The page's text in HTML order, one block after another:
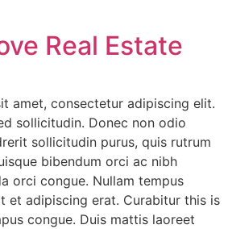
Real Estate
amet, consectetur adipiscing elit.
sollicitudin. Donec non odio
sollicitudin purus, quis rutrum
bibendum orci ac nibh
orci congue. Nullam tempus
et adipiscing erat. Curabitur this is
congue. Duis mattis laoreet